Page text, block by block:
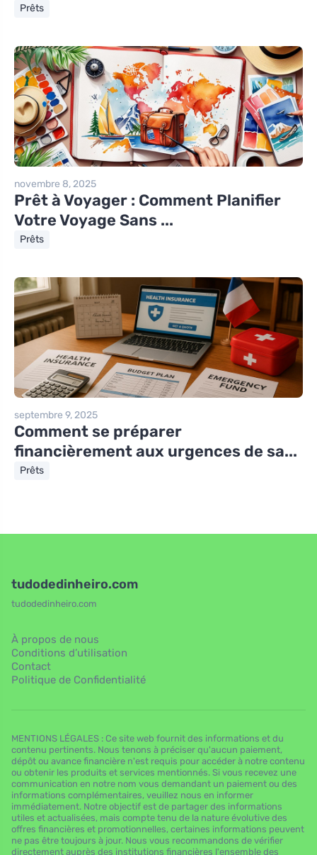
Prêts
novembre 8, 2025
Prêt à Voyager : Comment Planifier
Votre Voyage Sans ...
Prêts
septembre 9, 2025
Comment se préparer
financièrement aux urgences de sa...
Prêts
tudodedinheiro.com
tudodedinheiro.com
À propos de nous
Conditions d’utilisation
Contact
Politique de Confidentialité
MENTIONS LÉGALES : Ce site web fournit des informations et du
contenu pertinents. Nous tenons à préciser qu'aucun paiement,
dépôt ou avance financière n'est requis pour accéder à notre contenu
ou obtenir les produits et services mentionnés. Si vous recevez une
communication en notre nom vous demandant un paiement ou des
informations complémentaires, veuillez nous en informer
immédiatement. Notre objectif est de partager des informations
utiles et actualisées, mais compte tenu de la nature évolutive des
offres financières et promotionnelles, certaines informations peuvent
ne pas être toujours à jour. Nous vous recommandons de vérifier
directement auprès des institutions financières l'ensemble des